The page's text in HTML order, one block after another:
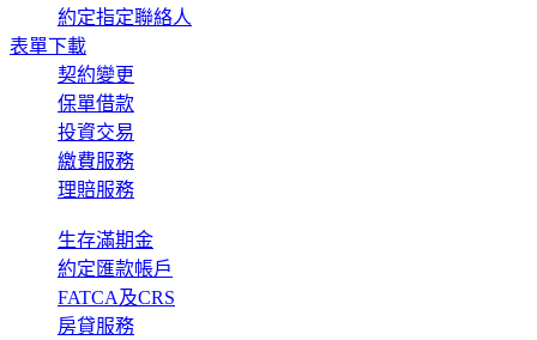
約定指定聯絡人
表單下載
契約變更
保單借款
投資交易
繳費服務
理賠服務
生存滿期金
約定匯款帳戶
FATCA及CRS
房貸服務